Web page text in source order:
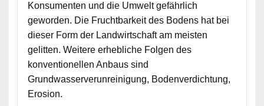
Konsumenten und die Umwelt gefährlich
geworden. Die Fruchtbarkeit des Bodens hat bei
dieser Form der Landwirtschaft am meisten
gelitten. Weitere erhebliche Folgen des
konventionellen Anbaus sind
Grundwasserverunreinigung, Bodenverdichtung,
Erosion.